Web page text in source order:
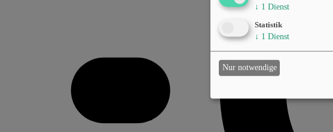
↓ 1 Dienst
Statistik
↓ 1 Dienst
Nur notwendige